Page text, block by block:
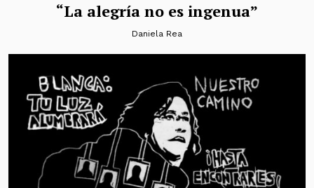
“La alegría no es ingenua”
Daniela Rea